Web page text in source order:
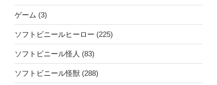
ゲーム (3)
ソフトビニールヒーロー (225)
ソフトビニール怪人 (83)
ソフトビニール怪獣 (288)